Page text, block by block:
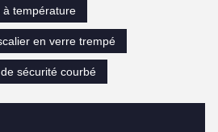
à température
en verre trempé
sécurité courbé